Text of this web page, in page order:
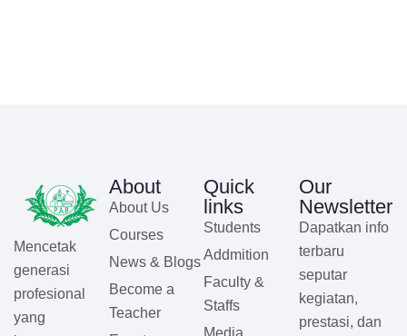
Mencetak
generasi
profesional
yang
About
About Us
Courses
News & Blogs
Become a
Teacher
Quick
links
Students
Addmition
Faculty &
Staffs
Our
Newsletter
Dapatkan info
terbaru
seputar
kegiatan,
prestasi, dan